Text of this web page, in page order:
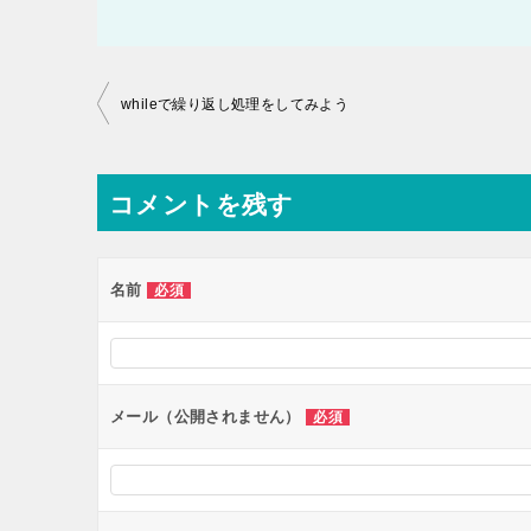
投
ナ
ビ
ー
ョ
ン
whileで繰り返し処理をしてみよう
コメントを残す
名前 必須
メール（公開されません） 必須